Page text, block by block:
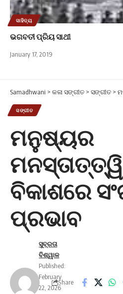
ସାହିତ୍ୟ
ଭଗବତୀ ପ୍ରିୟ ସାଥୀ
January 17, 2019
Samadhwani > କଳା ସଙ୍ଗୀତ > ସଙ୍ଗୀତ >
ସଙ୍ଗୀତ
ମନୁଷ୍ୟର
ବିକାଶରେ
ପ୍ରଭାବ
ସୁବ୍ରତା
ବିଶ୍ୱାଳ
Published:
February
22, 2026
Share